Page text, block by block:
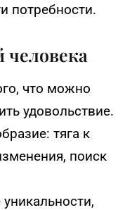
потребности.
человека
что можно
удовольствие.
тяга к
поиск